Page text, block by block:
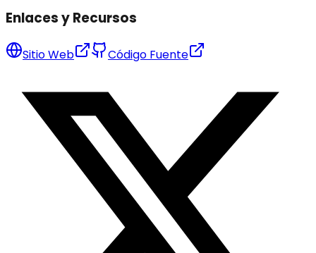
Enlaces y Recursos
Sitio Web Código Fuente